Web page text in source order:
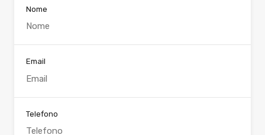
Nome
Email
Telefono